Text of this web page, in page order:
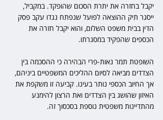
יקבל בחזרה את יתרת הסכום שהופקד. במקביל,
ייסגר תיק ההוצאה לפועל שנפתח נגדו עקב פסק
הדין בבית משפט השלום, והוא יקבל חזרה את
הכספים שהפקיד במסגרתו.
השופטת תמר נאות-פרי הבהירה כי ההסכמה בין
הצדדים מביאה לסיום ההליכים המשפטיים ביניהם,
אך החיוב הכספי נותר בעינו. קביעה זו משקפת את
האיזון שהושג בין הצדדים ואת הרצון להימנע
מהתדיינות משפטית נוספת בסכסוך זה.